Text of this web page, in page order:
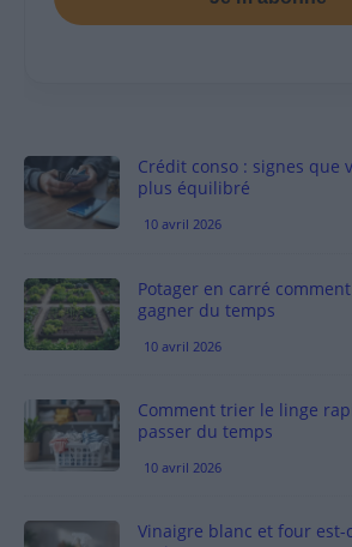
Crédit conso : signes que
plus équilibré
10 avril 2026
Potager en carré
gagner du temps
10 avril 2026
Comment trier le linge
passer du temps
10 avril 2026
Vinaigre blanc et four est-